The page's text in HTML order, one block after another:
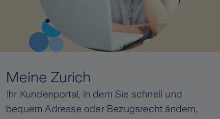
Meine Zurich
Ihr Kundenportal, in dem Sie schnell und
bequem Adresse oder Bezugsrecht ändern,